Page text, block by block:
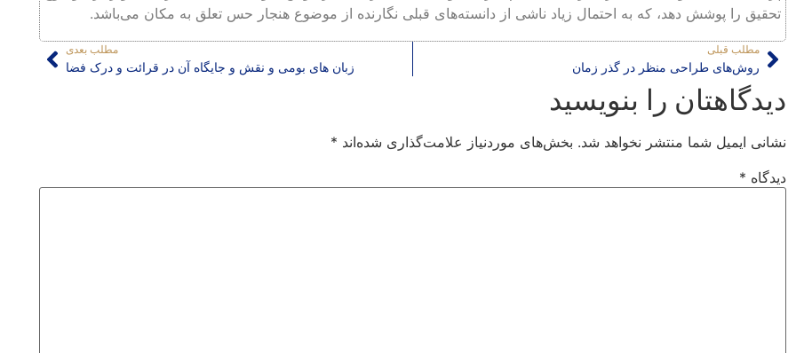
تحقیق را پوشش دهد، که به احتمال زیاد ناشی از دانسته‌های قبلی نگارنده از موضوع هنجار حس تعلق به مکان می‌باشد.
مطلب قبلی
روش‌های طراحی منظر در گذر زمان
مطلب بعدی
زبان های بومی و نقش و جایگاه آن در قرائت و درک فضا
دیدگاهتان را بنویسید
نشانی ایمیل شما منتشر نخواهد شد. بخش‌های موردنیاز علامت‌گذاری شده‌اند *
دیدگاه *